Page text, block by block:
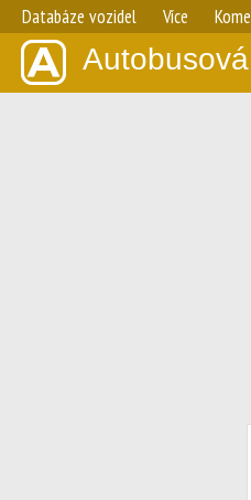
Databáze vozidel Více